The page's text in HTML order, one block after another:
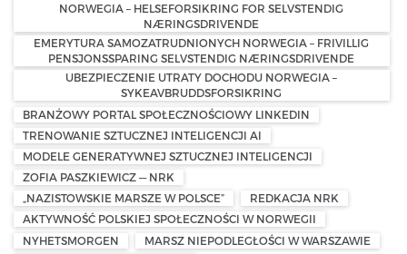
NORWEGIA – HELSEFORSIKRING FOR SELVSTENDIG
NÆRINGSDRIVENDE
EMERYTURA SAMOZATRUDNIONYCH NORWEGIA – FRIVILLIG
PENSJONSSPARING SELVSTENDIG NÆRINGSDRIVENDE
UBEZPIECZENIE UTRATY DOCHODU NORWEGIA –
SYKEAVBRUDDSFORSIKRING
BRANŻOWY PORTAL SPOŁECZNOŚCIOWY LINKEDIN
TRENOWANIE SZTUCZNEJ INTELIGENCJI AI
MODELE GENERATYWNEJ SZTUCZNEJ INTELIGENCJI
ZOFIA PASZKIEWICZ — NRK
„NAZISTOWSKIE MARSZE W POLSCE”
REDKACJA NRK
AKTYWNOŚĆ POLSKIEJ SPOŁECZNOŚCI W NORWEGII
NYHETSMORGEN
MARSZ NIEPODLEGŁOŚCI W WARSZAWIE